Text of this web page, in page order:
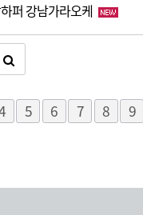
퍼 강남가라오케
5 6 7 8 9